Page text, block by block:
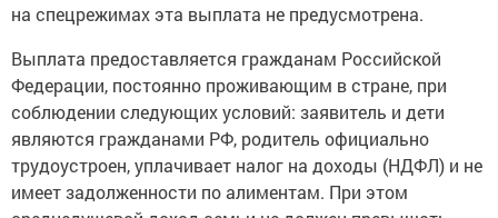
на спецрежимах эта выплата не предусмотрена.
Выплата предоставляется гражданам Российской
Федерации, постоянно проживающим в стране, при
соблюдении следующих условий: заявитель и дети
являются гражданами РФ, родитель официально
трудоустроен, уплачивает налог на доходы (НДФЛ) и не
имеет задолженности по алиментам. При этом